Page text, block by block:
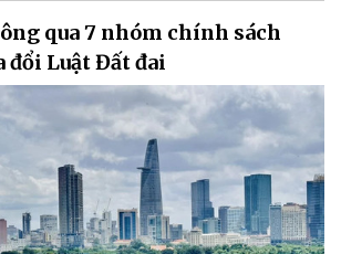
qua 7 nhóm chính sách
đổi Luật Đất đai